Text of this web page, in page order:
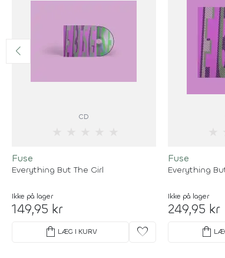
CD
Fuse
Everything But The Girl
Ikke på lager
149,95 kr
shopping_bag LÆG I KURV favorite
Fuse
Everything
Ikke på lager
249,95 kr
shopping_bag